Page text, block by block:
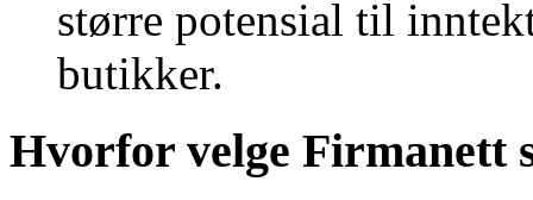
større potensial til
butikker.
Hvorfor velge Firmanett